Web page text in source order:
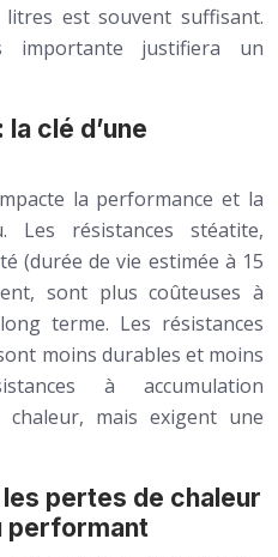
est souvent suffisant.
importante justifiera un
clé d’une
la performance et la
Les résistances stéatite,
(durée de vie estimée à 15
sont plus coûteuses à
terme. Les résistances
moins durables et moins
à accumulation
mais exigent une
pertes de chaleur
performant